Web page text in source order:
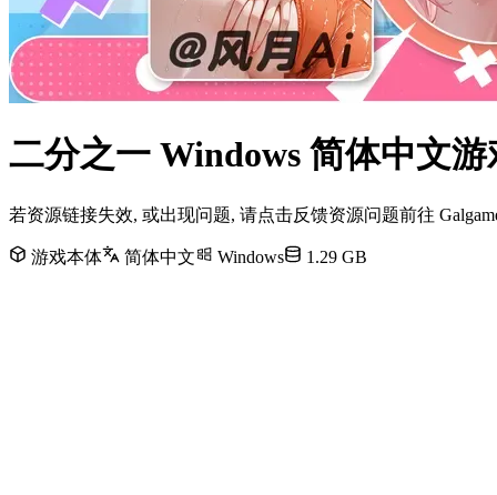
二分之一 Windows 简体中文
若资源链接失效, 或出现问题, 请点击反馈资源问题前往
游戏本体 简体中文 Windows 1.29 GB